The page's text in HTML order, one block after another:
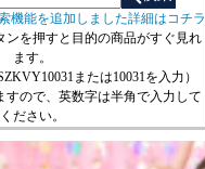
機能を追加しました詳細はコチラ
ンを押すと目的の商品がすぐ見れ
ます。
または10031を入力）
すので、英数字は半角で入力して
ください。